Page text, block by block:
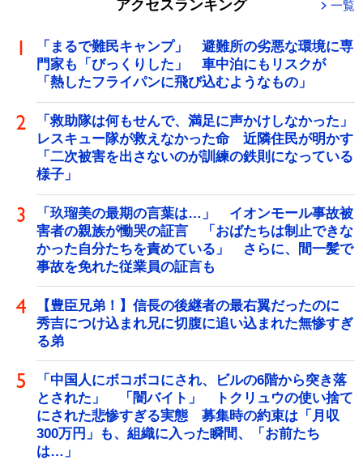
アクセスランキング 一覧
「まるで難民キャンプ」 避難所の劣悪な環境に専
門家も「びっくりした」 車中泊にもリスクが
「熱したフライパンに飛び込むようなもの」
「救助隊は何もせんで、満足に声かけしなかった」
レスキュー隊が救えなかった命 近隣住民が明かす
「二次被害を出さないのが訓練の鉄則になっている
様子」
「玖瑠美の最期の言葉は…」 イオンモール事故被
害者の親族が慟哭の証言 「おばたちは制止できな
かった自分たちを責めている」 さらに、間一髪で
事故を免れた従業員の証言も
【豊臣兄弟！】信長の後継者の最右翼だったのに
秀吉につけ込まれ兄に切腹に追い込まれた無惨すぎ
る弟
「中国人にボコボコにされ、ビルの6階から突き落
とされた」 「闇バイト」 トクリュウの使い捨て
にされた悲惨すぎる実態 募集時の約束は「月収
300万円」も、組織に入った瞬間、「お前たち
は…」